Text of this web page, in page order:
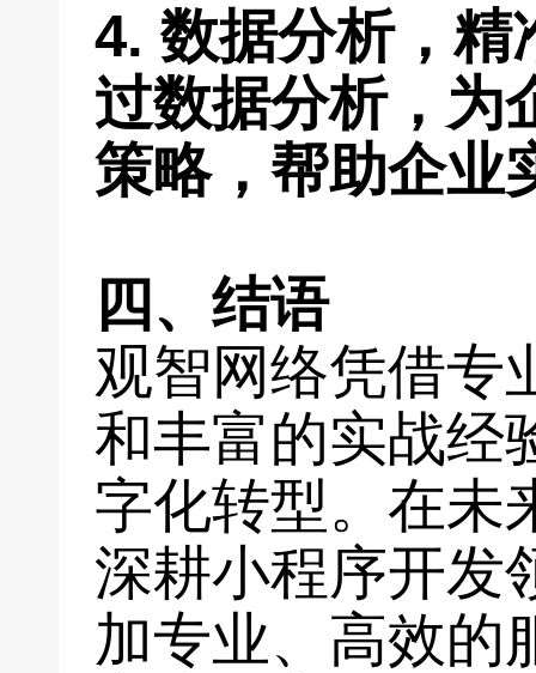
4. 数据分析，精
过数据分析，为
策略，帮助企业
四、结语
观智网络凭借专
和丰富的实战经
字化转型。在未
深耕小程序开发
加专业、高效的